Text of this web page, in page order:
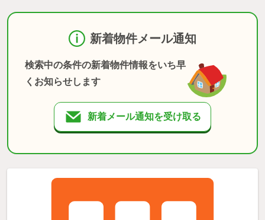
新着物件メール通知
検索中の条件の新着物件情報をいち早
くお知らせします
新着メール通知を受け取る